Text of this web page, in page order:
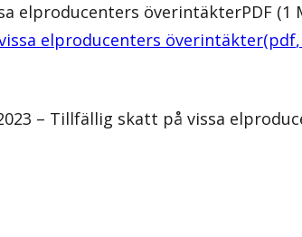
elproducenters överintäkterPDF (1
elproducenters överintäkter(pdf,
– Tillfällig skatt på vissa